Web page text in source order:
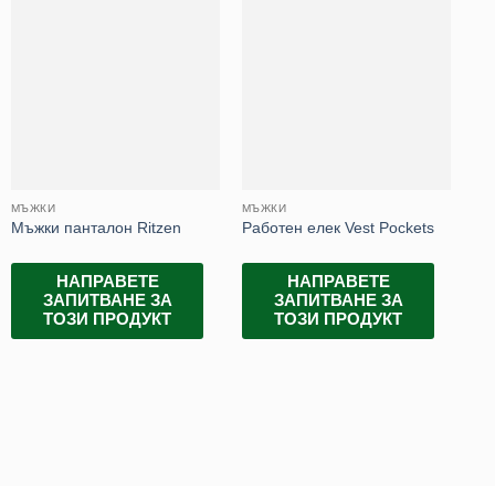
МЪЖКИ
Мъжки панталон Ritzen
НАПРАВЕТЕ
ЗАПИТВАНЕ ЗА
ТОЗИ ПРОДУКТ
МЪЖКИ
Работен елек Vest Pockets
НАПРАВЕТЕ
ЗАПИТВАНЕ ЗА
ТОЗИ ПРОДУКТ